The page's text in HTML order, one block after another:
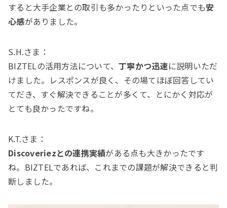
すると大手企業との取引も多かったりといった点でも安
心感がありました。
S.H.さま：
BIZTELの活用方法について、丁寧かつ迅速に説明いただ
けました。レスポンスが良く、その場てほぼ回答してい
てだき、すぐ解決できることが多くて、とにかく対応が
とても良かったですね。
K.T.さま：
Discoveriezとの連携実績がある点も大きかったです
ね。BIZTELであれば、これまでの課題が解決できると判
断しました。